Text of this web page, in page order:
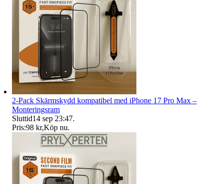
2-Pack Skärmskydd kompatibel med iPhone 17 Pro Max –
Monteringsram
Sluttid14 sep 23:47.
Pris:98 kr,Köp nu.